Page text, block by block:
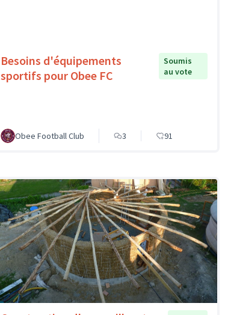
Besoins d'équipements
sportifs pour Obee FC
Soumis
au vote
Obee Football Club 3 91